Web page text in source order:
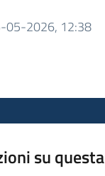
05-2026, 12:38
su questa